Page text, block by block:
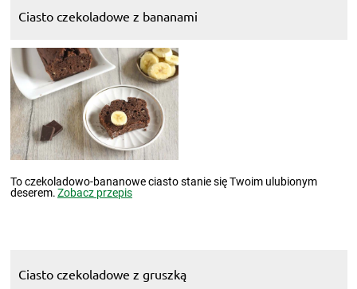
Ciasto czekoladowe z bananami
To czekoladowo-bananowe ciasto stanie się Twoim ulubionym
deserem.Zobacz przepis
Ciasto czekoladowe z gruszką